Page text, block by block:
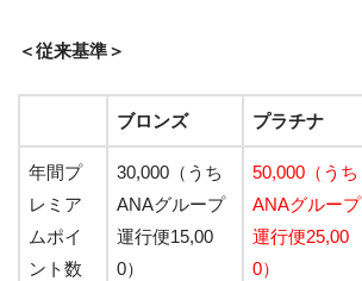
＜従来基準＞
ブロンズ プラチナ
年間プ
レミア
ムポイ
ント数
30,000（うち
ANAグループ
運行便15,00
0）
50,000（うち
ANAグループ
運行便25,00
0）